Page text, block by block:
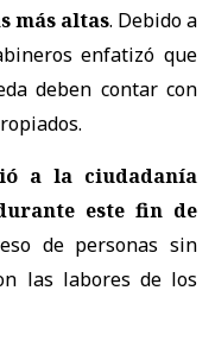
más altas. Debido a
enfatizó que
deben contar con
a la ciudadanía
este fin de
de personas sin
las labores de los